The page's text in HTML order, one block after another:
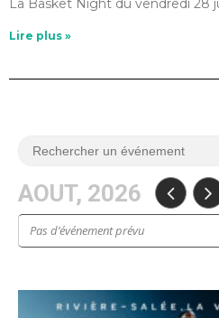
La Basket Night du vendredi 28
Lire plus »
AOUT, 2026
Pas d’événement prévu